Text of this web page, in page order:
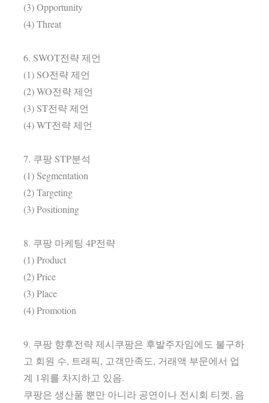
(3) Opportunity
(4) Threat
6. SWOT전략 제언
(1) SO전략 제언
(2) WO전략 제언
(3) ST전략 제언
(4) WT전략 제언
7. 쿠팡 STP분석
(1) Segmentation
(2) Targeting
(3) Positioning
8. 쿠팡 마케팅 4P전략
(1) Product
(2) Price
(3) Place
(4) Promotion
9. 쿠팡 향후전략 제시쿠팡은 후발주자임에도 불구하
고 회원 수, 트래픽, 고객만족도, 거래액 부문에서 업
계 1위를 차지하고 있음.
쿠팡은 생산품 뿐만 아니라 공연이나 전시회 티켓, 음